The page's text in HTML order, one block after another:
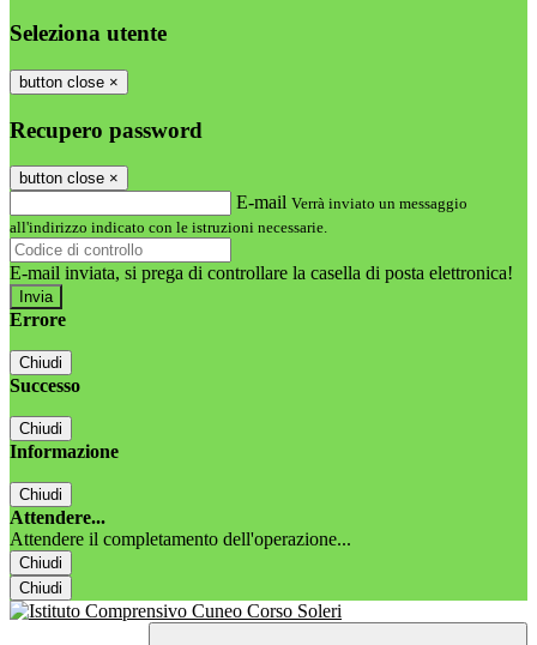
Seleziona utente
button close ×
Recupero password
button close ×
E-mail Verrà inviato un messaggio
all'indirizzo indicato con le istruzioni necessarie.
E-mail inviata, si prega di controllare la casella di posta elettronica!
Errore
Chiudi
Successo
Chiudi
Informazione
Chiudi
Attendere...
Attendere il completamento dell'operazione...
Chiudi
Chiudi